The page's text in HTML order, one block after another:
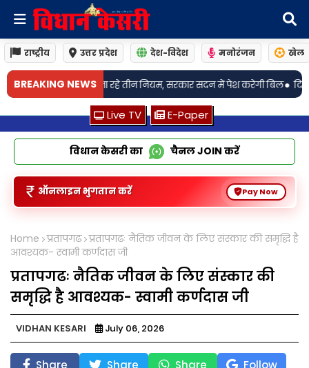
राष्ट्रीय उत्तर प्रदेश देश-विदेश मनोरंजन खेल
BREAKING NEWS
रहे तीन नियम, सरकार सदन में पेश करेगी बिल• दिल्ली में जारी रहेगा बारिश का
Live TV E-Paper
विधान केसरी का चैनलJOIN करें
ऑनलाइन भुगतान करें Pay Now
Home प्रतापगढ प्रतापगढः नैतिक जीवन के लिए संस्कार की समृद्धि है
आवश्यक- स्वामी कर्णदास जी
प्रतापगढः नैतिक जीवन के लिए संस्कार की
समृद्धि है आवश्यक- स्वामी कर्णदास जी
VIDHAN KESARI July 06, 2026
Share Share Share Follow